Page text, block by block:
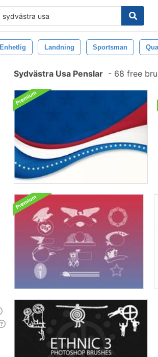
Enhetlig Landning Sportsman
Sydvästra Usa Penslar - 68 free